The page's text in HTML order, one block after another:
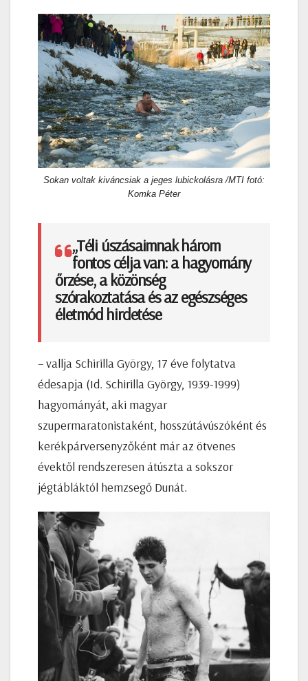
Sokan voltak kiváncsiak a jeges lubickolásra /MTI fotó:
Komka Péter
„Téli úszásaimnak három
fontos célja van: a hagyomány
őrzése, a közönség
szórakoztatása és az egészséges
életmód hirdetése
– vallja Schirilla György, 17 éve folytatva
édesapja (Id. Schirilla György, 1939-1999)
hagyományát, aki magyar
szupermaratonistaként, hosszútávúszóként és
kerékpárversenyzőként már az ötvenes
évektől rendszeresen átúszta a sokszor
jégtábláktól hemzsegő Dunát.